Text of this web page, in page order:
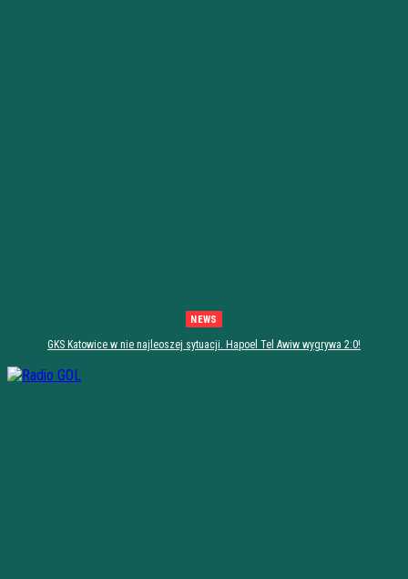
NEWS
GKS Katowice w nie najleoszej sytuacji. Hapoel Tel Awiw wygrywa 2:0!